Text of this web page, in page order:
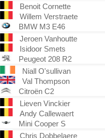
Benoit Cornette
Willem Verstraete
BMW M3 E46
Jeroen Vanhoutte
Isidoor Smets
Peugeot 208 R2
Niall O'sullivan
Val Thompson
Citroën C2
Lieven Vinckier
Andy Callewaert
Mini Cooper S
Chris Dobbelaere